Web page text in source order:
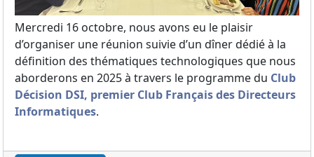
Mercredi 16 octobre, nous avons eu le plaisir
d’organiser une réunion suivie d’un dîner dédié à la
définition des thématiques technologiques que nous
aborderons en 2025 à travers le programme du Club
Décision DSI, premier Club Français des Directeurs
Informatiques.